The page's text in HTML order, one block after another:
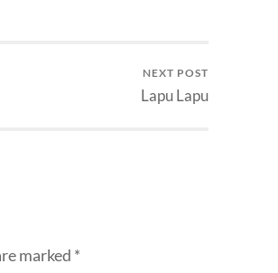
NEXT POST
Lapu Lapu
marked *